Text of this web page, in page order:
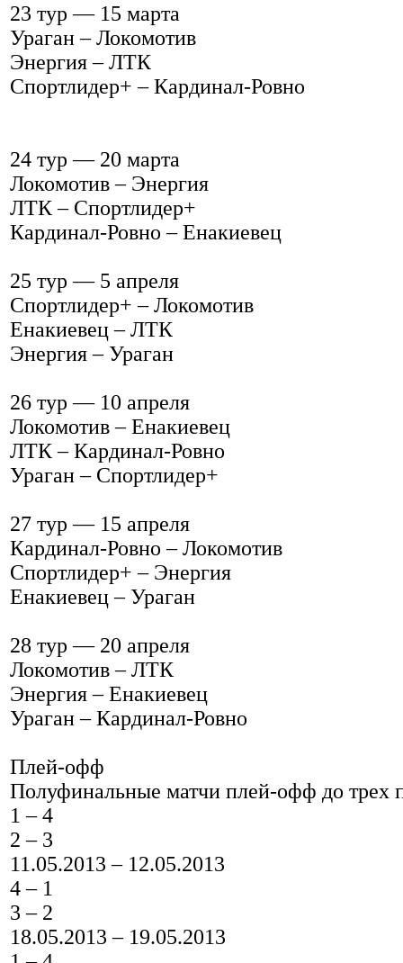
23 тур — 15 марта
Ураган – Локомотив
Энергия – ЛТК
Спортлидер+ – Кардинал-Ровно
24 тур — 20 марта
Локомотив – Энергия
ЛТК – Спортлидер+
Кардинал-Ровно – Енакиевец
25 тур — 5 апреля
Спортлидер+ – Локомотив
Енакиевец – ЛТК
Энергия – Ураган
26 тур — 10 апреля
Локомотив – Енакиевец
ЛТК – Кардинал-Ровно
Ураган – Спортлидер+
27 тур — 15 апреля
Кардинал-Ровно – Локомотив
Спортлидер+ – Энергия
Енакиевец – Ураган
28 тур — 20 апреля
Локомотив – ЛТК
Энергия – Енакиевец
Ураган – Кардинал-Ровно
Плей-офф
Полуфинальные матчи плей-офф до трех
1 – 4
2 – 3
11.05.2013 – 12.05.2013
4 – 1
3 – 2
18.05.2013 – 19.05.2013